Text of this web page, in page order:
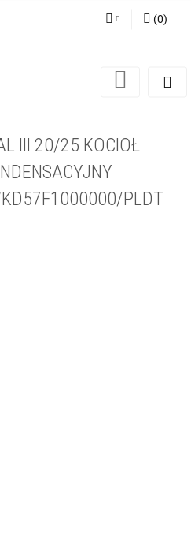
Zarejestruj się
(0)
III 20/25 KOCIOŁ
PLDT